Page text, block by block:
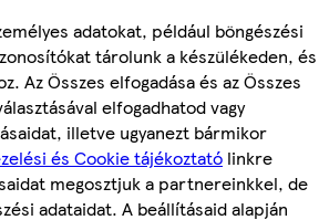
adatokat, például böngészési
tárolunk a készülékeden, és
Az Összes elfogadása és az Összes
elfogadhatod vagy
illetve ugyanezt bármikor
és Cookie tájékoztató linkre
megosztjuk a partnereinkkel, de
adataidat. A beállításaid alapján